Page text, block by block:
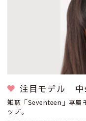
注目モデル 中
雑誌「Seventeen」専属
ップ。